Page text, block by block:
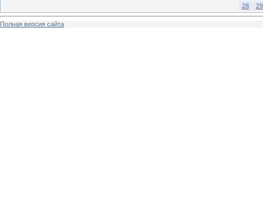
28
29
Полная версия сайта